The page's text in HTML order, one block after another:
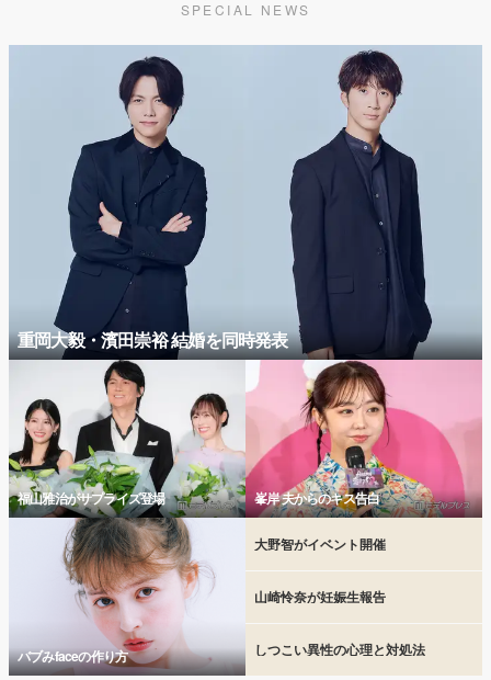
SPECIAL NEWS
重岡大毅・濱田崇裕 結婚を同時発表
福山雅治がサプライズ登場 峯岸 夫からのキス告白
バブみfaceの作り方
大野智がイベント開催
山崎怜奈が妊娠生報告
しつこい異性の心理と対処法